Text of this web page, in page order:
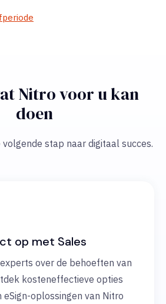
Nitro voor u kan
doen
stap naar digitaal succes.
op met Sales
over de behoeften van
kosteneffectieve opties
eSign-oplossingen van Nitro